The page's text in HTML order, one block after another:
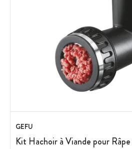
GEFU
Kit Hachoir à Viande pour